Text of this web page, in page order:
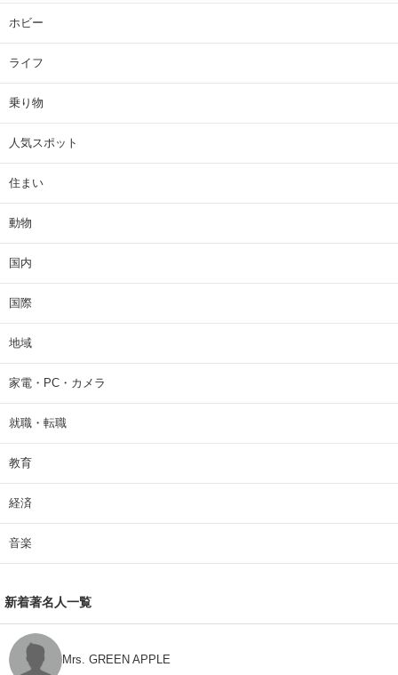
ホビー
ライフ
乗り物
人気スポット
住まい
動物
国内
国際
地域
家電・PC・カメラ
就職・転職
教育
経済
音楽
新着著名人一覧
Mrs. GREEN APPLE